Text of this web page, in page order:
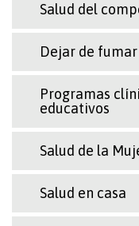
Salud del
Dejar de fumar
Programas
educativos
Salud de la
Salud en casa